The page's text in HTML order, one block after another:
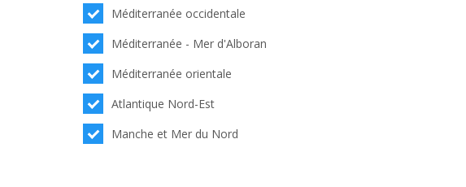
Méditerranée occidentale
Méditerranée - Mer d'Alboran
Méditerranée orientale
Atlantique Nord-Est
Manche et Mer du Nord